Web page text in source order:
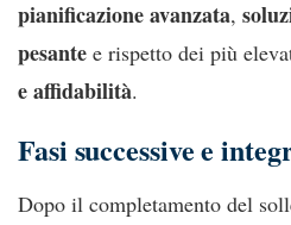
pianificazione avanzata,
pesante e rispetto dei più
e affidabilità.
Fasi successive e
Dopo il completamento del